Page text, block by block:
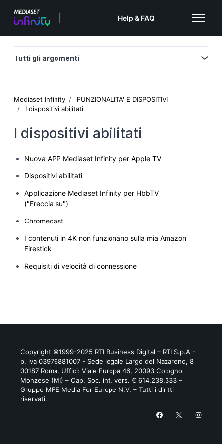
Help & FAQ
Alterna
Mediaset Infinity
FUNZIONALITA' E DISPOSITIVI
I dispositivi abilitati
I dispositivi abilitati
Nuova APP Mediaset Infinity per Apple TV
Dispositivi abilitati
Applicazione Mediaset Infinity per HbbTV
("Freccia su")
Chromecast
I contenuti in 4K non funzionano sulla mia Amazon
Firestick
Requisiti di velocità di connessione
Tutti gli argomenti
Copyright ©1999-2025 RTI Business Digital – RTI S.p.A -
p. iva 03976881007 - Sede legale Largo del Nazareno, 8
00187 Roma. Uffici: Viale Europa 46, 20093 Cologno
Monzese (MI) – Cap. Soc. int. vers. € 614.238.333 –
Gruppo MFE Media For Europe N.V. – Tutti i diritti
riservati.